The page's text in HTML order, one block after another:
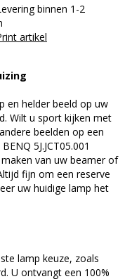
binnen 1-2
artikel
en helder beeld op uw
Wilt u sport kijken met
beelden op een
5J.JCT05.001
van uw beamer of
fijn om een reserve
uw huidige lamp het
lamp keuze, zoals
U ontvangt een 100%